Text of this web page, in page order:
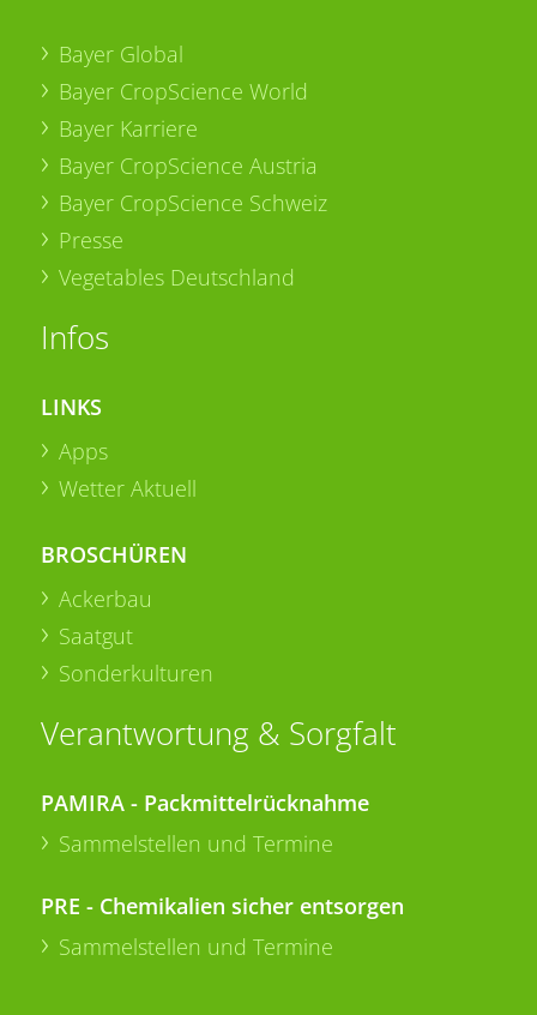
Bayer Global
Bayer CropScience World
Bayer Karriere
Bayer CropScience Austria
Bayer CropScience Schweiz
Presse
Vegetables Deutschland
Infos
LINKS
Apps
Wetter Aktuell
BROSCHÜREN
Ackerbau
Saatgut
Sonderkulturen
Verantwortung & Sorgfalt
PAMIRA - Packmittelrücknahme
Sammelstellen und Termine
PRE - Chemikalien sicher entsorgen
Sammelstellen und Termine